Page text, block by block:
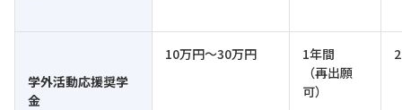
学外活動応援奨学
金
10万円～30万円
1年間
（再出願
可）